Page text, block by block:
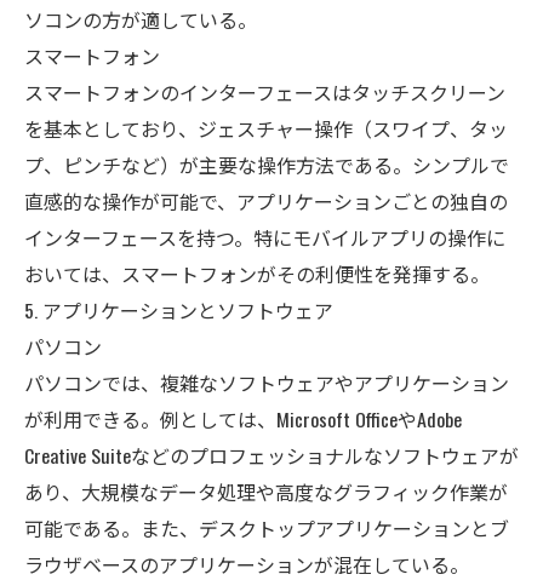
ソコンの方が適している。
スマートフォン
スマートフォンのインターフェースはタッチスクリーン
を基本としており、ジェスチャー操作（スワイプ、タッ
プ、ピンチなど）が主要な操作方法である。シンプルで
直感的な操作が可能で、アプリケーションごとの独自の
インターフェースを持つ。特にモバイルアプリの操作に
おいては、スマートフォンがその利便性を発揮する。
5. アプリケーションとソフトウェア
パソコン
パソコンでは、複雑なソフトウェアやアプリケーション
が利用できる。例としては、Microsoft OfficeやAdobe
Creative Suiteなどのプロフェッショナルなソフトウェアが
あり、大規模なデータ処理や高度なグラフィック作業が
可能である。また、デスクトップアプリケーションとブ
ラウザベースのアプリケーションが混在している。